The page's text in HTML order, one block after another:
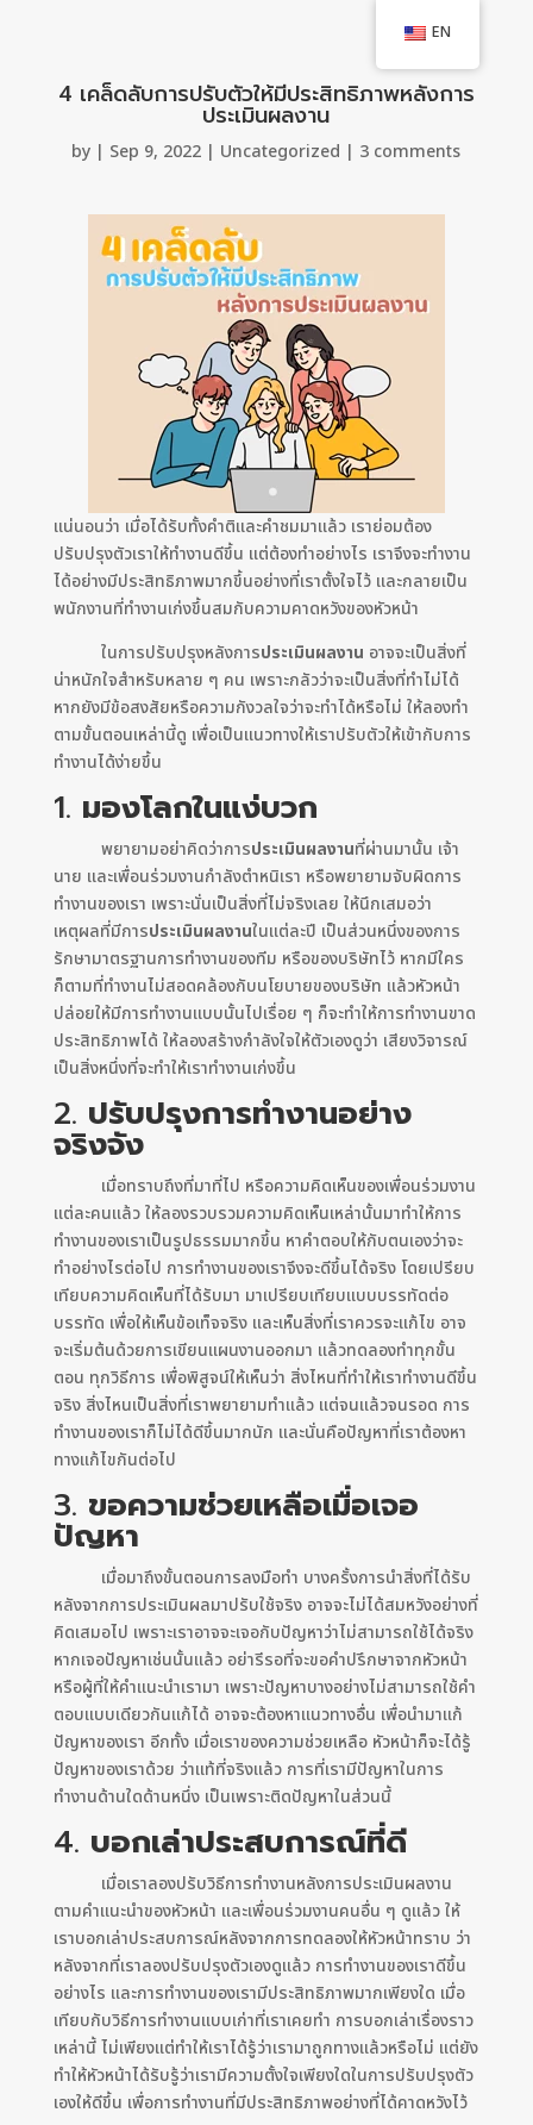
4 เคล็ดลับการปรับตัวให้มีประสิทธิภาพหลังการ
ประเมินผลงาน
by | Sep 9, 2022 | Uncategorized | 3 comments
แน่นอนว่า เมื่อได้รับทั้งคำติและคำชมมาแล้ว เราย่อมต้อง
ปรับปรุงตัวเราให้ทำงานดีขึ้น แต่ต้องทำอย่างไร เราจึงจะทำงาน
ได้อย่างมีประสิทธิภาพมากขึ้นอย่างที่เราตั้งใจไว้ และกลายเป็น
พนักงานที่ทำงานเก่งขึ้นสมกับความคาดหวังของหัวหน้า
ในการปรับปรุงหลังการประเมินผลงาน อาจจะเป็นสิ่งที่
น่าหนักใจสำหรับหลาย ๆ คน เพราะกลัวว่าจะเป็นสิ่งที่ทำไม่ได้
หากยังมีข้อสงสัยหรือความกังวลใจว่าจะทำได้หรือไม่ ให้ลองทำ
ตามขั้นตอนเหล่านี้ดู เพื่อเป็นแนวทางให้เราปรับตัวให้เข้ากับการ
ทำงานได้ง่ายขึ้น
1. มองโลกในแง่บวก
พยายามอย่าคิดว่าการประเมินผลงานที่ผ่านมานั้น เจ้า
นาย และเพื่อนร่วมงานกำลังตำหนิเรา หรือพยายามจับผิดการ
ทำงานของเรา เพราะนั่นเป็นสิ่งที่ไม่จริงเลย ให้นึกเสมอว่า
เหตุผลที่มีการประเมินผลงานในแต่ละปี เป็นส่วนหนึ่งของการ
รักษามาตรฐานการทำงานของทีม หรือของบริษัทไว้ หากมีใคร
ก็ตามที่ทำงานไม่สอดคล้องกับนโยบายของบริษัท แล้วหัวหน้า
ปล่อยให้มีการทำงานแบบนั้นไปเรื่อย ๆ ก็จะทำให้การทำงานขาด
ประสิทธิภาพได้ ให้ลองสร้างกำลังใจให้ตัวเองดูว่า เสียงวิจารณ์
เป็นสิ่งหนึ่งที่จะทำให้เราทำงานเก่งขึ้น
2. ปรับปรุงการทำงานอย่าง
จริงจัง
เมื่อทราบถึงที่มาที่ไป หรือความคิดเห็นของเพื่อนร่วมงาน
แต่ละคนแล้ว ให้ลองรวบรวมความคิดเห็นเหล่านั้นมาทำให้การ
ทำงานของเราเป็นรูปธรรมมากขึ้น หาคำตอบให้กับตนเองว่าจะ
ทำอย่างไรต่อไป การทำงานของเราจึงจะดีขึ้นได้จริง โดยเปรียบ
เทียบความคิดเห็นที่ได้รับมา มาเปรียบเทียบแบบบรรทัดต่อ
บรรทัด เพื่อให้เห็นข้อเท็จจริง และเห็นสิ่งที่เราควรจะแก้ไข อาจ
จะเริ่มต้นด้วยการเขียนแผนงานออกมา แล้วทดลองทำทุกขั้น
ตอน ทุกวิธีการ เพื่อพิสูจน์ให้เห็นว่า สิ่งไหนที่ทำให้เราทำงานดีขึ้น
จริง สิ่งไหนเป็นสิ่งที่เราพยายามทำแล้ว แต่จนแล้วจนรอด การ
ทำงานของเราก็ไม่ได้ดีขึ้นมากนัก และนั่นคือปัญหาที่เราต้องหา
ทางแก้ไขกันต่อไป
3. ขอความช่วยเหลือเมื่อเจอ
ปัญหา
เมื่อมาถึงขั้นตอนการลงมือทำ บางครั้งการนำสิ่งที่ได้รับ
หลังจากการประเมินผลมาปรับใช้จริง อาจจะไม่ได้สมหวังอย่างที่
คิดเสมอไป เพราะเราอาจจะเจอกับปัญหาว่าไม่สามารถใช้ได้จริง
หากเจอปัญหาเช่นนั้นแล้ว อย่ารีรอที่จะขอคำปรึกษาจากหัวหน้า
หรือผู้ที่ให้คำแนะนำเรามา เพราะปัญหาบางอย่างไม่สามารถใช้คำ
ตอบแบบเดียวกันแก้ได้ อาจจะต้องหาแนวทางอื่น เพื่อนำมาแก้
ปัญหาของเรา อีกทั้ง เมื่อเราของความช่วยเหลือ หัวหน้าก็จะได้รู้
ปัญหาของเราด้วย ว่าแท้ที่จริงแล้ว การที่เรามีปัญหาในการ
ทำงานด้านใดด้านหนึ่ง เป็นเพราะติดปัญหาในส่วนนี้
4. บอกเล่าประสบการณ์ที่ดี
เมื่อเราลองปรับวิธีการทำงานหลังการประเมินผลงาน
ตามคำแนะนำของหัวหน้า และเพื่อนร่วมงานคนอื่น ๆ ดูแล้ว ให้
เราบอกเล่าประสบการณ์หลังจากการทดลองให้หัวหน้าทราบ ว่า
หลังจากที่เราลองปรับปรุงตัวเองดูแล้ว การทำงานของเราดีขึ้น
อย่างไร และการทำงานของเรามีประสิทธิภาพมากเพียงใด เมื่อ
เทียบกับวิธีการทำงานแบบเก่าที่เราเคยทำ การบอกเล่าเรื่องราว
เหล่านี้ ไม่เพียงแต่ทำให้เราได้รู้ว่าเรามาถูกทางแล้วหรือไม่ แต่ยัง
ทำให้หัวหน้าได้รับรู้ว่าเรามีความตั้งใจเพียงใดในการปรับปรุงตัว
เองให้ดีขึ้น เพื่อการทำงานที่มีประสิทธิภาพอย่างที่ได้คาดหวังไว้
EN